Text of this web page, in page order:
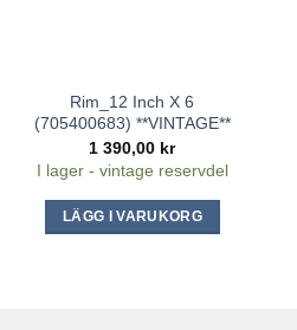
Rim_12 Inch X 6
(705400683) **VINTAGE**
1 390,00 kr
I lager - vintage reservdel
LÄGG I VARUKORG